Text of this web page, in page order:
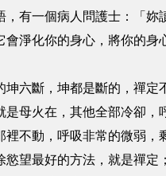
有一個病人問護士：「
淨化你的身心，將你的
六斷，坤都是斷的，禪
母火在，其他全部冷卻
不動，呼吸非常的微弱
望最好的方法，就是禪